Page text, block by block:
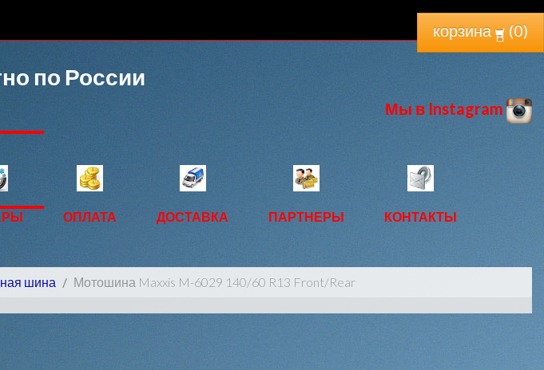
корзина (0)
по России
Мы в Instagram
ОПЛАТА ДОСТАВКА ПАРТНЕРЫ КОНТАКТЫ
шина Мотошина Maxxis M-6029 140/60 R13 Front/Rear